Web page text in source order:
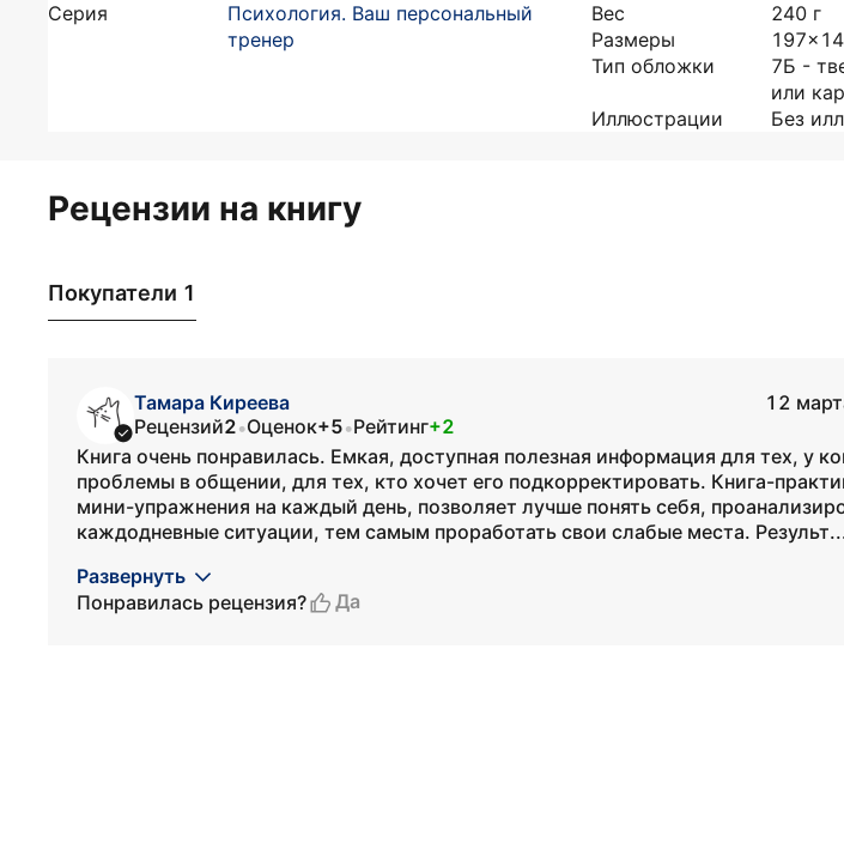
Серия
Психология. Ваш персональный
тренер
Вес
240 г
Размеры
Тип обложки
7Б -
или
Иллюстрации
Без
Рецензии на книгу
Покупатели 1
Тамара Киреева
12
Рецензий2•Оценок+5•Рейтинг+2
Книга очень понравилась. Емкая, доступная полезная информация для тех, у
проблемы в общении, для тех, кто хочет его подкорректировать. Книга-
мини-упражнения на каждый день, позволяет лучше понять себя,
каждодневные ситуации, тем самым проработать свои слабые места.
Развернуть
Понравилась рецензия?
Да